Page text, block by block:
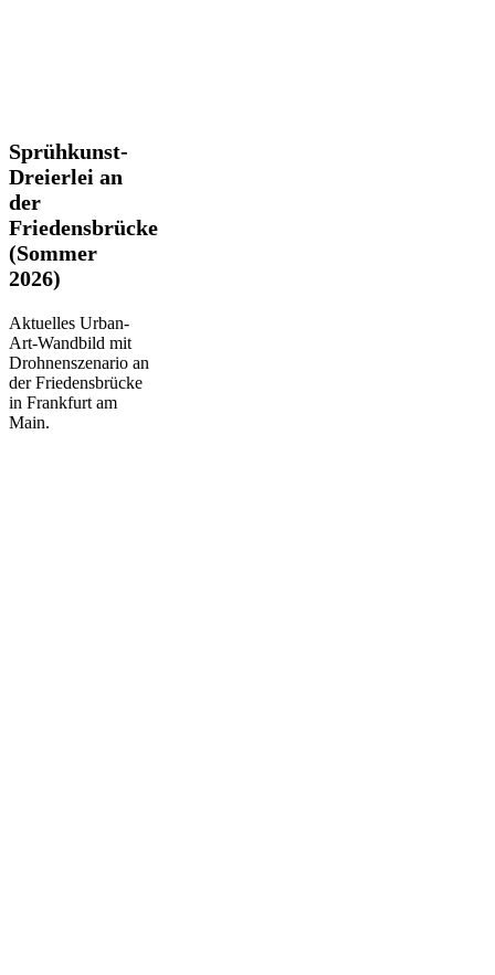
Sprühkunst-
Dreierlei
an
der
Friedensbrücke
(Sommer
2026)
Sprühkunst-
Dreierlei an
der
Friedensbrücke
(Sommer
2026)
Aktuelles Urban-
Art-Wandbild mit
Drohnenszenario an
der Friedensbrücke
in Frankfurt am
Main.